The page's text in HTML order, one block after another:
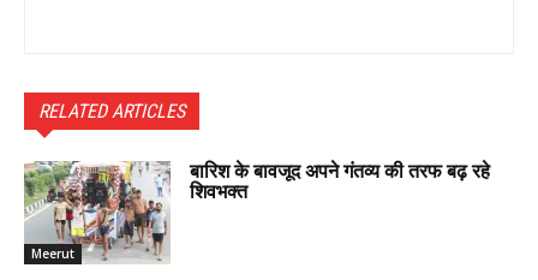
RELATED ARTICLES
Meerut
बारिश के बावजूद अपने गंतव्य की तरफ बढ़ रहे
शिवभक्त